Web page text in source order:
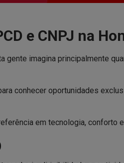
e CNPJ na
gente imagina principalmente
conhecer oportunidades
em tecnologia, conforto